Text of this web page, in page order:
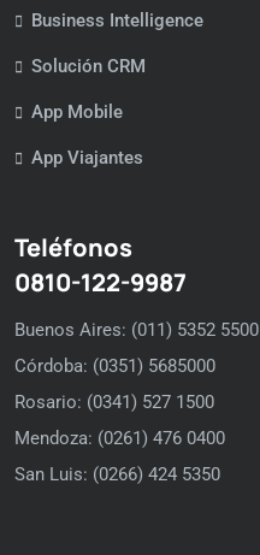
Business Intelligence
Solución CRM
App Mobile
App Viajantes
Teléfonos
0810-122-9987
Buenos Aires: (011) 5352 5500
Córdoba: (0351) 5685000
Rosario: (0341) 527 1500
Mendoza: (0261) 476 0400
San Luis: (0266) 424 5350